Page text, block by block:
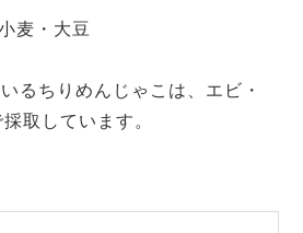
麦・大豆
るちりめんじゃこは、エビ・
取しています。